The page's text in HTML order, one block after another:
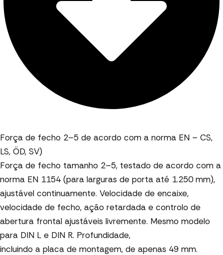
Força de fecho 2–5 de acordo com a norma EN – CS,
LS, ÖD, SV)
Força de fecho tamanho 2–5, testado de acordo com a
norma EN 1154 (para larguras de porta até 1.250 mm),
ajustável continuamente. Velocidade de encaixe,
velocidade de fecho, ação retardada e controlo de
abertura frontal ajustáveis livremente. Mesmo modelo
para DIN L e DIN R. Profundidade,
incluindo a placa de montagem, de apenas 49 mm.